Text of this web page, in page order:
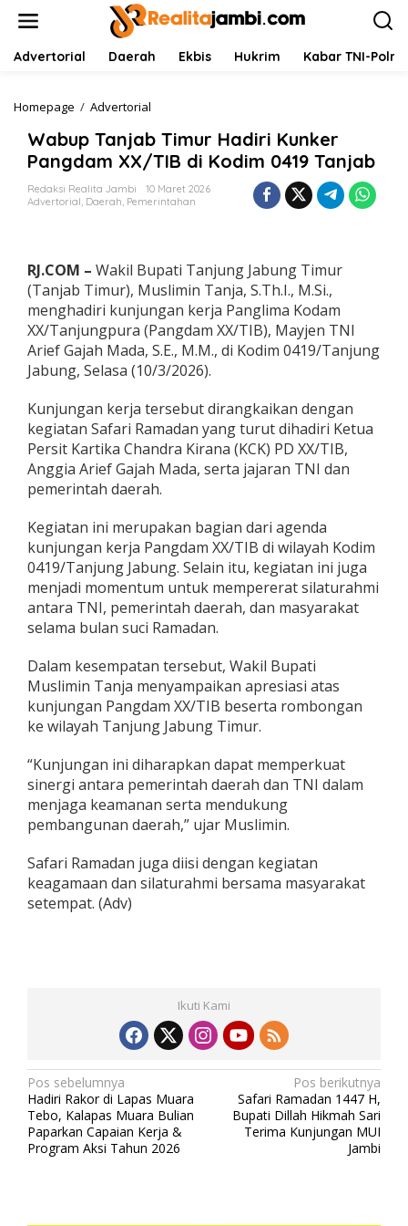
Advertorial Daerah Ekbis Hukrim Kabar TNI-Polri
Homepage / Advertorial
b
u
p
T
a
b
T
i
m
u
r
H
d
i
r
i
K
u
e
r
P
a
n
g
d
m
X
/
T
B
d
K
o
i
m
a
b
Wabup Tanjab Timur Hadiri Kunker
Pangdam XX/TIB di Kodim 0419 Tanjab
Redaksi Realita Jambi
10 Maret 2026
Advertorial, Daerah, Pemerintahan
RJ.COM – Wakil Bupati Tanjung Jabung Timur
(Tanjab Timur), Muslimin Tanja, S.Th.I., M.Si.,
menghadiri kunjungan kerja Panglima Kodam
XX/Tanjungpura (Pangdam XX/TIB), Mayjen TNI
Arief Gajah Mada, S.E., M.M., di Kodim 0419/Tanjung
Jabung, Selasa (10/3/2026).
Kunjungan kerja tersebut dirangkaikan dengan
kegiatan Safari Ramadan yang turut dihadiri Ketua
Persit Kartika Chandra Kirana (KCK) PD XX/TIB,
Anggia Arief Gajah Mada, serta jajaran TNI dan
pemerintah daerah.
Kegiatan ini merupakan bagian dari agenda
kunjungan kerja Pangdam XX/TIB di wilayah Kodim
0419/Tanjung Jabung. Selain itu, kegiatan ini juga
menjadi momentum untuk mempererat silaturahmi
antara TNI, pemerintah daerah, dan masyarakat
selama bulan suci Ramadan.
Dalam kesempatan tersebut, Wakil Bupati
Muslimin Tanja menyampaikan apresiasi atas
kunjungan Pangdam XX/TIB beserta rombongan
ke wilayah Tanjung Jabung Timur.
“Kunjungan ini diharapkan dapat memperkuat
sinergi antara pemerintah daerah dan TNI dalam
menjaga keamanan serta mendukung
pembangunan daerah,” ujar Muslimin.
Safari Ramadan juga diisi dengan kegiatan
keagamaan dan silaturahmi bersama masyarakat
setempat. (Adv)
Ikuti Kami
N
a
v
i
Pos sebelumnya
Hadiri Rakor di Lapas Muara
Tebo, Kalapas Muara Bulian
Paparkan Capaian Kerja &
Program Aksi Tahun 2026
Pos berikutnya
Safari Ramadan 1447 H,
Bupati Dillah Hikmah Sari
Terima Kunjungan MUI
Jambi